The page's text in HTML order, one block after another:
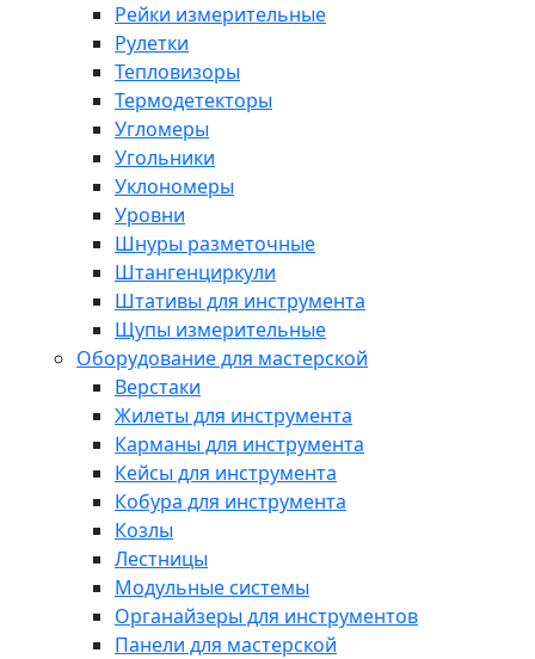
Рейки измерительные
Рулетки
Тепловизоры
Термодетекторы
Угломеры
Угольники
Уклономеры
Уровни
Шнуры разметочные
Штангенциркули
Штативы для инструмента
Щупы измерительные
Оборудование для мастерской
Верстаки
Жилеты для инструмента
Карманы для инструмента
Кейсы для инструмента
Кобура для инструмента
Козлы
Лестницы
Модульные системы
Органайзеры для инструментов
Панели для мастерской